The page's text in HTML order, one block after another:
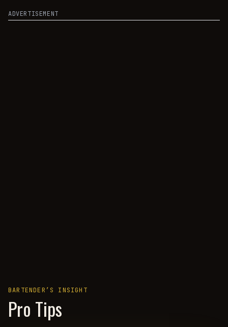
ADVERTISEMENT
BARTENDER’S INSIGHT
Pro Tips